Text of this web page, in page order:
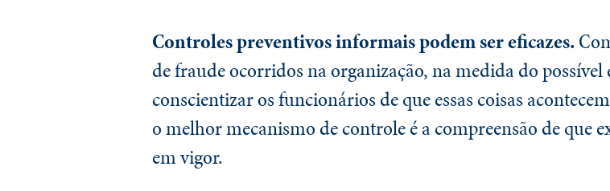
Controles preventivos informais podem ser eficazes.
de fraude ocorridos na organização, na medida do
conscientizar os funcionários de que essas coisas
o melhor mecanismo de controle é a compreensão de que
em vigor.